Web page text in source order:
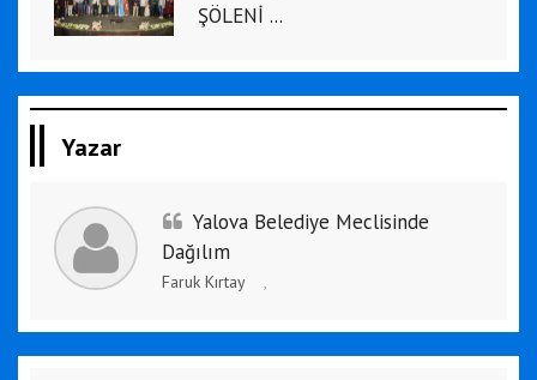
ŞÖLENİ ...
Yazar
Yalova Belediye Meclisinde
Dağılım
Faruk Kırtay ,